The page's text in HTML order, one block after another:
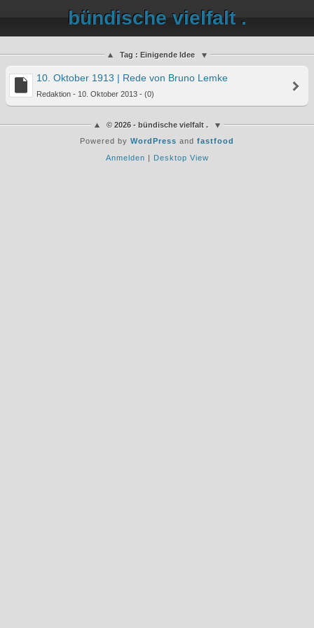
bündische vielfalt .
Tag : Einigende Idee
10. Oktober 1913 | Rede von Bruno Lemke
Redaktion - 10. Oktober 2013 - (0)
© 2026 - bündische vielfalt .
Powered by WordPress and fastfood
Anmelden | Desktop View